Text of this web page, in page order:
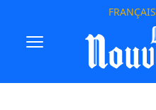
FRANÇAIS